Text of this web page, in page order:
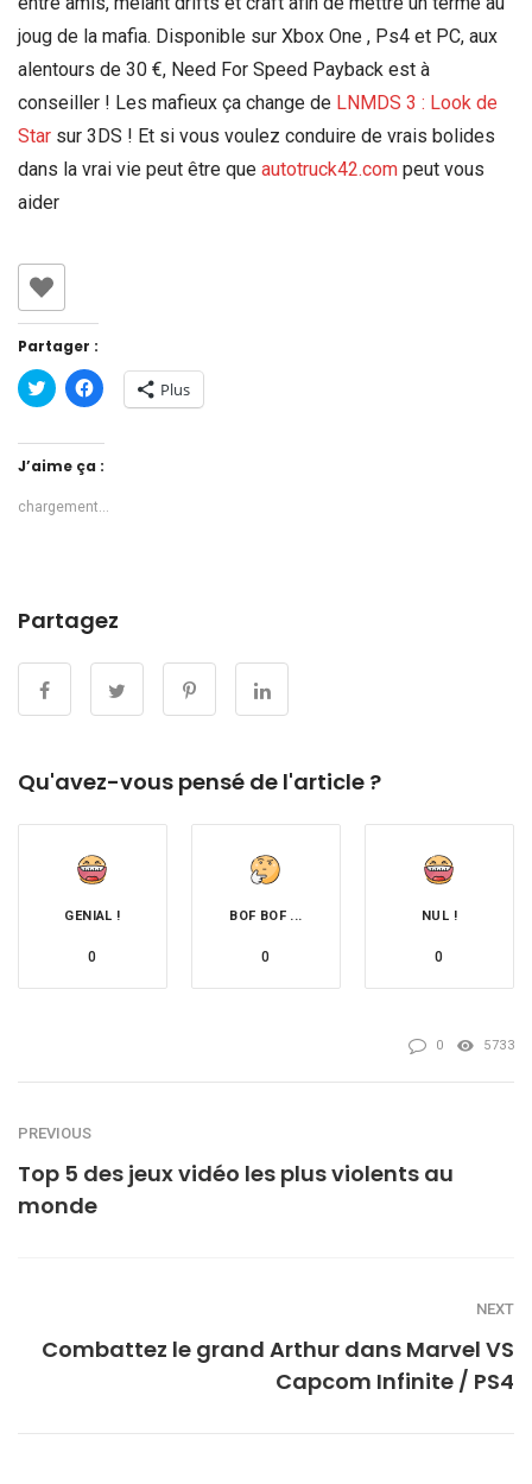
joug de la mafia. Disponible sur Xbox One , Ps4 et PC, aux
alentours de 30 €, Need For Speed Payback est à
conseiller ! Les mafieux ça change de LNMDS 3 : Look de
Star sur 3DS ! Et si vous voulez conduire de vrais bolides
dans la vrai vie peut être que autotruck42.com peut vous
aider
Partager :
Cliquez
pour
Twitter(ouvre
dans
une
fenêtre)
Cliquez
pour
partager
Facebook(ouvre
dans
une
fenêtre)
Plus
J’aime ça :
chargement…
Partagez
Qu'avez-vous pensé de l'article ?
GENIAL !
0
BOF BOF ...
0
NUL !
0
0 5733
PREVIOUS
Top 5 des jeux vidéo les plus violents au
monde
NEXT
Combattez le grand Arthur dans Marvel VS
Capcom Infinite / PS4